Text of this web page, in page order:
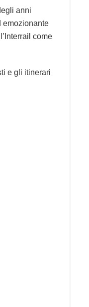
anni
emozionante
come
e gli itinerari